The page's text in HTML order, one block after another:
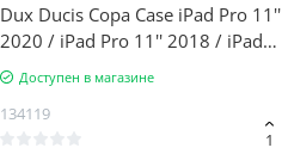
Dux Ducis Copa Case iPad Pro 11''
2020 / iPad Pro 11'' 2018 / iPad
Pro 11'' 2021 Smart Cover with
Stand Pink
Доступен в магазине
134119